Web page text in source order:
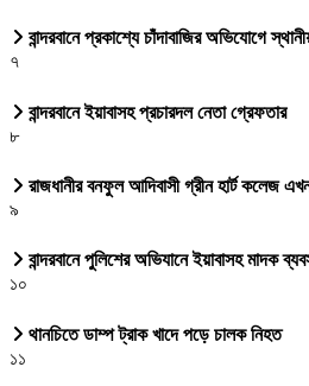
বান্দরবানে প্রকাশ্যে চাঁদাবাজির অভিযোগে
৭
বান্দরবানে ইয়াবাসহ প্রচারদল নেতা গ্রেফতার
৮
রাজধানীর বনফুল আদিবাসী গ্রীন হার্ট কলেজ
৯
বান্দরবানে পুলিশের অভিযানে ইয়াবাসহ মাদক
১০
থানচিতে ডাম্প ট্রাক খাদে পড়ে চালক নিহত
১১